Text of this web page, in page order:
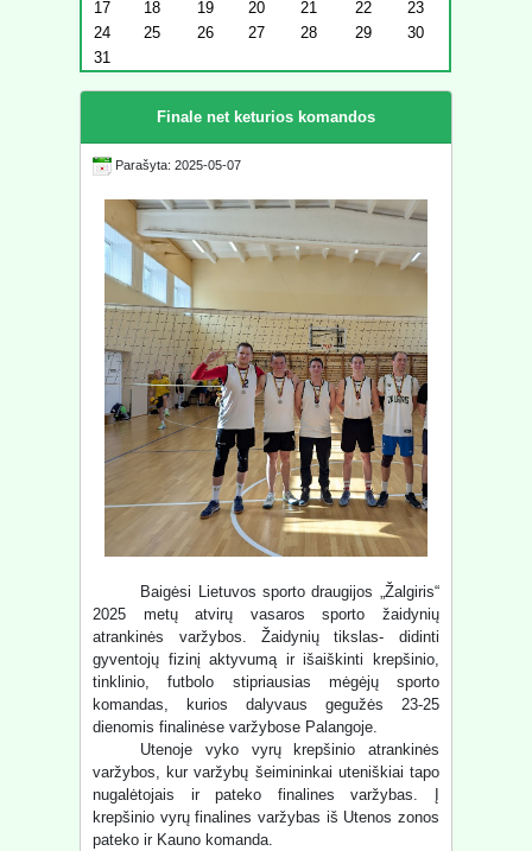
17
18 19 20 21 22
23
24
25 26 27 28 29
30
31
Finale net keturios komandos
Parašyta: 2025-05-07
Baigėsi Lietuvos sporto draugijos „Žalgiris“
2025 metų atvirų vasaros sporto žaidynių
atrankinės varžybos. Žaidynių tikslas- didinti
gyventojų fizinį aktyvumą ir išaiškinti krepšinio,
tinklinio, futbolo stipriausias mėgėjų sporto
komandas, kurios dalyvaus gegužės 23-25
dienomis finalinėse varžybose Palangoje.
Utenoje vyko vyrų krepšinio atrankinės
varžybos, kur varžybų šeimininkai uteniškiai tapo
nugalėtojais ir pateko finalines varžybas. Į
krepšinio vyrų finalines varžybas iš Utenos zonos
pateko ir Kauno komanda.